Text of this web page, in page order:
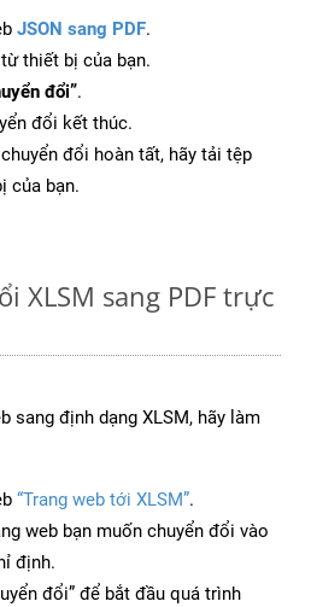
JSON sang PDF.
thiết bị của bạn.
đổi”.
đổi kết thúc.
đổi hoàn tất, hãy tải tệp
của bạn.
XLSM sang PDF trực
sang định dạng XLSM, hãy làm
“Trang web tới XLSM”.
web bạn muốn chuyển đổi vào
định.
đổi” để bắt đầu quá trình